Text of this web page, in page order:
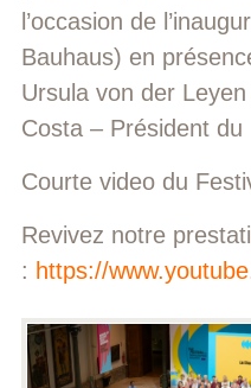
l’occasion de
Bauhaus) en
Ursula von der
Costa – Président
Courte video du
Revivez notre
: https://